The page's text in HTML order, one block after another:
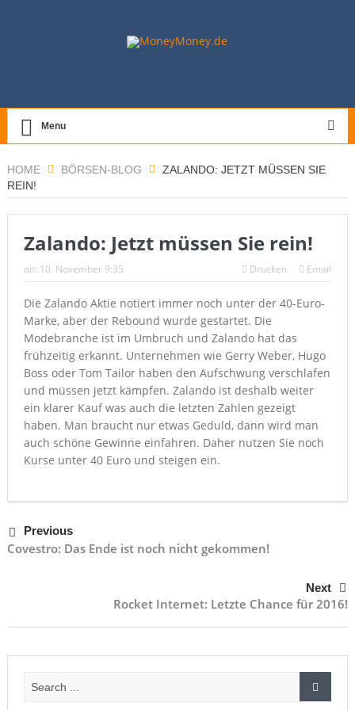
Menu
HOME BÖRSEN-BLOG
ZALANDO: JETZT MÜSSEN SIE
REIN!
Zalando: Jetzt müssen Sie rein!
on: 10. November 9:35 Drucken Email
Die Zalando Aktie notiert immer noch unter der 40-Euro-
Marke, aber der Rebound wurde gestartet. Die
Modebranche ist im Umbruch und Zalando hat das
frühzeitig erkannt. Unternehmen wie Gerry Weber, Hugo
Boss oder Tom Tailor haben den Aufschwung verschlafen
und müssen jetzt kämpfen. Zalando ist deshalb weiter
ein klarer Kauf was auch die letzten Zahlen gezeigt
haben. Man braucht nur etwas Geduld, dann wird man
auch schöne Gewinne einfahren. Daher nutzen Sie noch
Kurse unter 40 Euro und steigen ein.
Previous
Covestro: Das Ende ist noch nicht gekommen!
Next
Rocket Internet: Letzte Chance für 2016!